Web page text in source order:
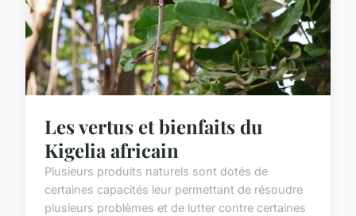
Les vertus et bienfaits du
Kigelia africain
Plusieurs produits naturels sont dotés de
certaines capacités leur permettant de résoudre
plusieurs problèmes et de lutter contre certaines